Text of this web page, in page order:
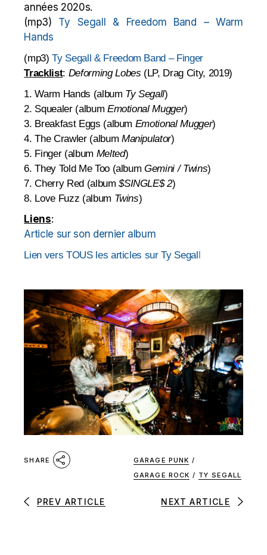
années 2020s.
(mp3) Ty Segall & Freedom Band – Warm
Hands
(mp3)Ty Segall & Freedom Band – Finger
Tracklist: Deforming Lobes (LP, Drag City, 2019)
1. Warm Hands (album Ty Segall)
2. Squealer (album Emotional Mugger)
3. Breakfast Eggs (album Emotional Mugger)
4. The Crawler (album Manipulator)
5. Finger (album Melted)
6. They Told Me Too (albumGemini / Twins)
7. Cherry Red (album$SINGLE$ 2)
8. Love Fuzz (album Twins)
Liens:
Article sur son dernier album
Lien vers TOUS les articles sur Ty Segall
SHARE GARAGE PUNK /
GARAGE ROCK / TY SEGALL
PREV ARTICLE NEXT ARTICLE